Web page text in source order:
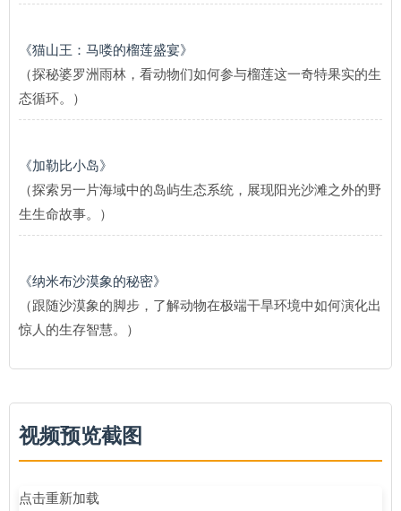
《猫山王：马喽的榴莲盛宴》
（探秘婆罗洲雨林，看动物们如何参与榴莲这一奇特果实的生
态循环。）
《加勒比小岛》
（探索另一片海域中的岛屿生态系统，展现阳光沙滩之外的野
生生命故事。）
《纳米布沙漠象的秘密》
（跟随沙漠象的脚步，了解动物在极端干旱环境中如何演化出
惊人的生存智慧。）
视频预览截图
点击重新加载